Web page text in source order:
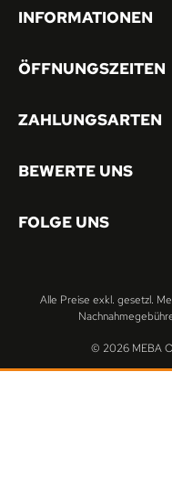
INFORMATIONEN
ÖFFNUNGSZEITEN
ZAHLUNGSARTEN
BEWERTE UNS
FOLGE UNS
© 2026 MEBA
Alle Preise exkl. gesetzl.